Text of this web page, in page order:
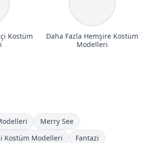
Kostüm
Daha Fazla Hemşire Kostüm
Modelleri
Merry See
Kostüm Modelleri
Fantazi